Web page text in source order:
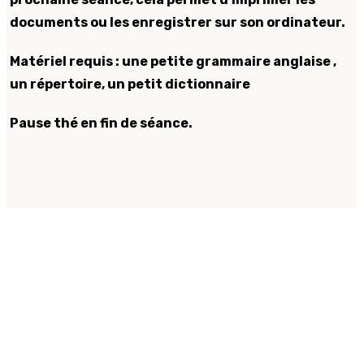
documents ou les enregistrer sur son ordinateur.
Matériel requis : une petite grammaire anglaise ,
un répertoire, un petit dictionnaire
Pause thé en fin de séance.